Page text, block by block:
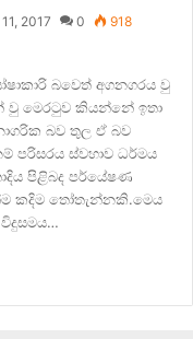
2017 0 918
බවෙත් අගනගරය වු
මෙරටුව කියන්නේ ඉතා
බව තුල ඒ බව
පරිසරය ස්වහාව ධර්මය
පිළිබද පර්යේෂණ
කදිම තෝතැන්නකි.මෙය